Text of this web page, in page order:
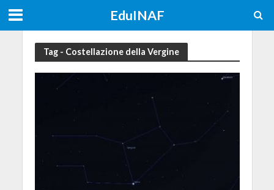
EduINAF
Tag - Costellazione della Vergine